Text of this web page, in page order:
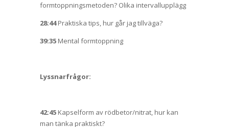
formtoppningsmetoden? Olika intervallupplägg
28:44Praktiska tips, hur går jag tillväga?
39:35Mental formtoppning
Lyssnarfrågor:
42:45Kapselform av rödbetor/nitrat, hur kan
man tänka praktiskt?